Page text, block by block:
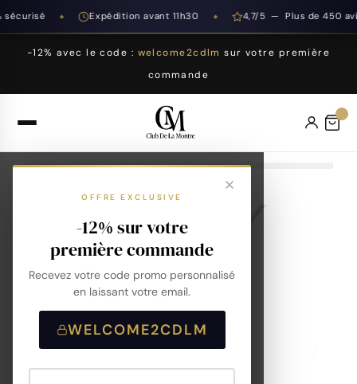
Expédition avant 11h30 4,7/5 — Plus de 450 avis
-12% avec le code : welcome2cdlm sur votre première
commande
OFFRE EXCLUSIVE
-12% sur votre
première commande
Recevez votre code promo personnalisé
en laissant votre email.
WELCOME2CDLM